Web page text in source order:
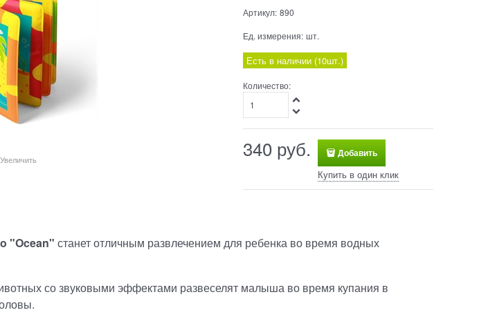
Увеличить
Артикул: 890
Ед. измерения: шт.
Есть в наличии (10шт.)
Количество:
340 руб. Добавить
Купить в один клик
"Ocean" станет отличным развлечением для ребенка во время водных
со звуковыми эффектами развеселят малыша во время купания в